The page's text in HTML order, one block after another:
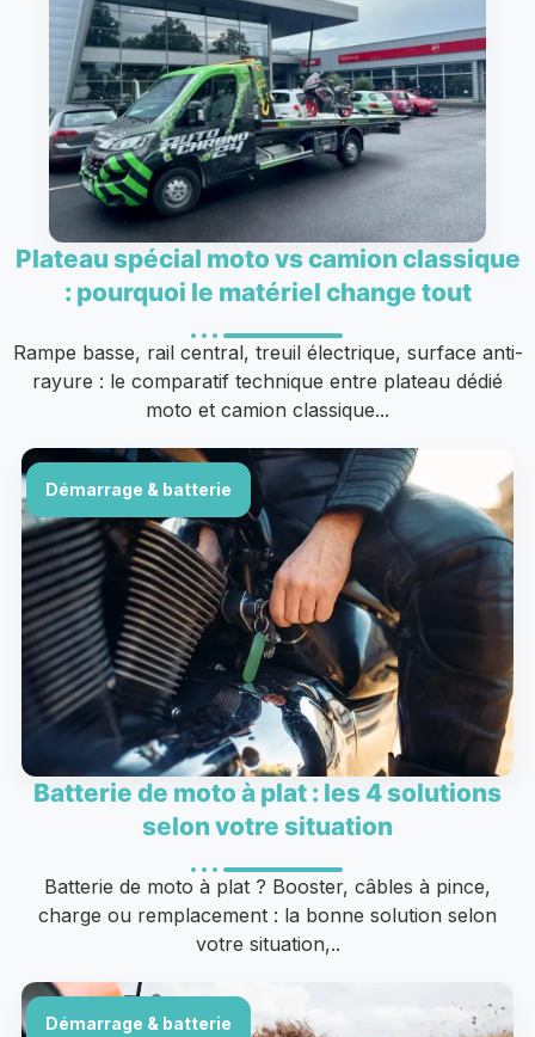
Plateau spécial moto vs camion classique
: pourquoi le matériel change tout
Rampe basse, rail central, treuil électrique, surface anti-
rayure : le comparatif technique entre plateau dédié
moto et camion classique...
Démarrage & batterie
Batterie de moto à plat : les 4 solutions
selon votre situation
Batterie de moto à plat ? Booster, câbles à pince,
charge ou remplacement : la bonne solution selon
votre situation,..
Démarrage & batterie